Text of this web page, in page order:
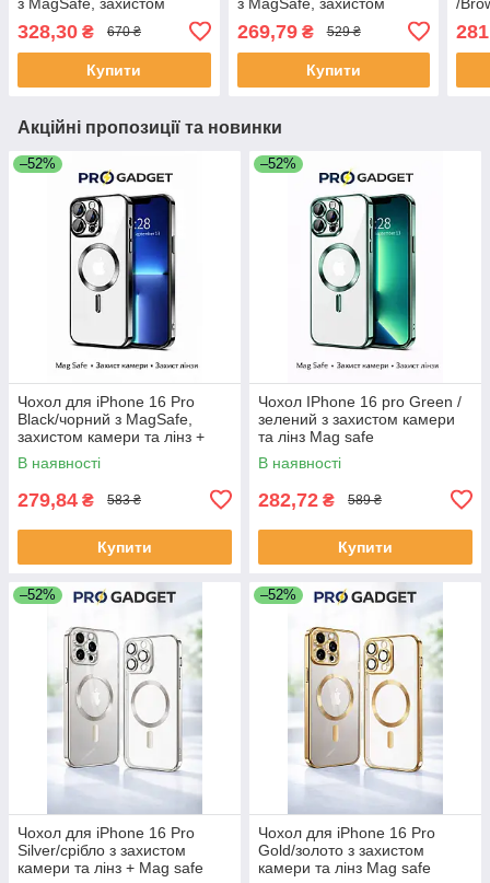
328,30 ₴ 670 ₴
Купити
269,79₴ 529 ₴
Купити
Акційні пропозиції та новинки
–52%
Чохол для iPhone 16 Pro
Black/чорний з MagSafe,
захистом камери та лінз +
mag safe
В наявності
279,84 ₴ 583 ₴
Купити
–52%
Чохол IPhone 16 pro Green /
зелений з захистом камери
та лінз Mag safe
В наявності
282,72 ₴ 589 ₴
Купити
–52%
Чохол для iPhone 16 Pro
Silver/срібло з захистом
камери та лінз + Mag safe
–52%
Чохол для iPhone 16 Pro
Gold/золото з захистом
камери та лінз Mag safe